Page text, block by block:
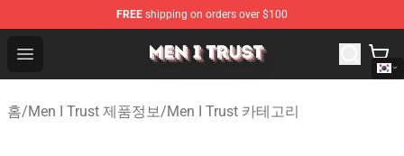
FREE shipping on orders over $100
Open menu
Men I Trust Shop - Official Men I Trust Merchandise Store
홈/Men I Trust 제품정보/Men I Trust 카테고리